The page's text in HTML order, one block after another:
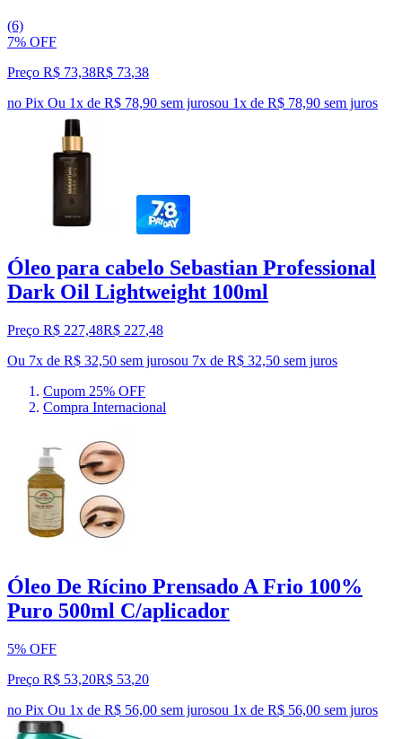
(6)
7% OFF
Preço R$ 73,38R$ 73,38
no Pix Ou 1x de R$ 78,90 sem jurosou 1x de R$ 78,90 sem juros
Óleo para cabelo Sebastian Professional
Dark Oil Lightweight 100ml
Preço R$ 227,48R$ 227,48
Ou 7x de R$ 32,50 sem jurosou 7x de R$ 32,50 sem juros
Cupom 25% OFF
Compra Internacional
Óleo De Rícino Prensado A Frio 100%
Puro 500ml C/aplicador
5% OFF
Preço R$ 53,20R$ 53,20
no Pix Ou 1x de R$ 56,00 sem jurosou 1x de R$ 56,00 sem juros